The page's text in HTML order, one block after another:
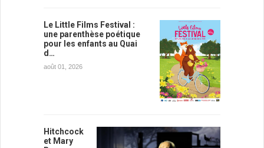
Le Little Films Festival :
une parenthèse poétique
pour les enfants au Quai
d…
août 01, 2026
Hitchcock
et Mary